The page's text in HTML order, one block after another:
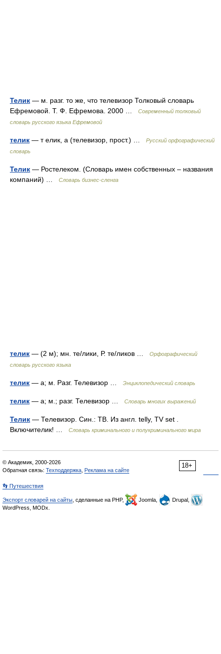
Телик — м. разг. то же, что телевизор Толковый словарь
Ефремовой. Т. Ф. Ефремова. 2000 …
Современный толковый
словарь русского языка Ефремовой
телик — т елик, а (телевизор, прост.) …
Русский орфографический
словарь
Телик — Ростелеком. (Словарь имен собственных – названия
компаний) …
Словарь бизнес-сленга
телик — (2 м); мн. те/лики, Р. те/ликов …
Орфографический
словарь русского языка
телик — а; м. Разг. Телевизор … Энциклопедический словарь
телик — а; м.; разг. Телевизор … Словарь многих выражений
Телик — Телевизор. Син.: ТВ. Из англ. telly, TV set .
Включителик! …
Словарь криминального и полукриминального мира
18+
© Академик, 2000-2026
Обратная связь: Техподдержка Реклама на сайте
👣 Путешествия
Экспорт словарей на сайты , сделанные на PHP, Joomla,
Drupal,
WordPress, MODx.